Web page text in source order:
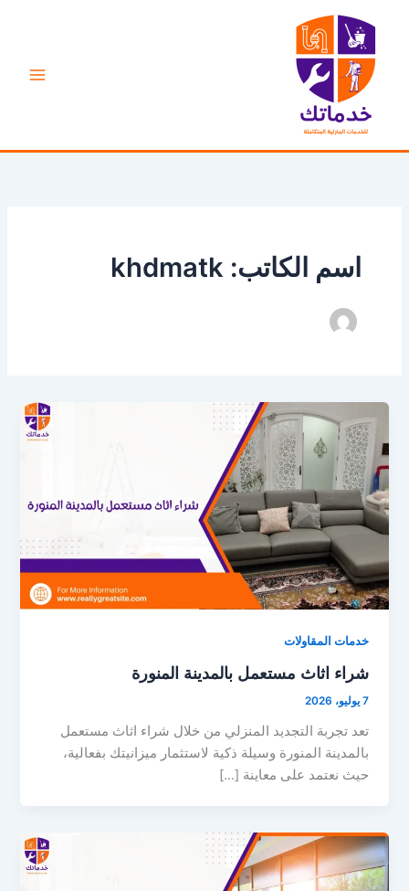
المحتوى
اسم الكاتب: khdmatk
خدمات المقاولات
شراء اثاث مستعمل بالمدينة المنورة
7 يوليو، 2026
تعد تجربة التجديد المنزلي من خلال شراء اثاث مستعمل
بالمدينة المنورة وسيلة ذكية لاستثمار ميزانيتك بفعالية،
حيث نعتمد على معاينة […]